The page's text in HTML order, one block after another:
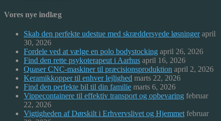
Vores nye indlæg
Skab den perfekte udestue med skræddersyede løsninger april
30, 2026
Fordele ved at vælge en polo bodystocking april 26, 2026
Find den rette psykoterapeut i Aarhus april 16, 2026
Quaser CNC-maskiner til præcisionsproduktion april 2, 2026
Keramikkopper til enhver lejlighed marts 22, 2026
Find den perfekte bil til din familie marts 6, 2026
Vippecontainere til effektiv transport og opbevaring februar
22, 2026
Vigtigheden af Dørskilt i Erhvervslivet og Hjemmet februar